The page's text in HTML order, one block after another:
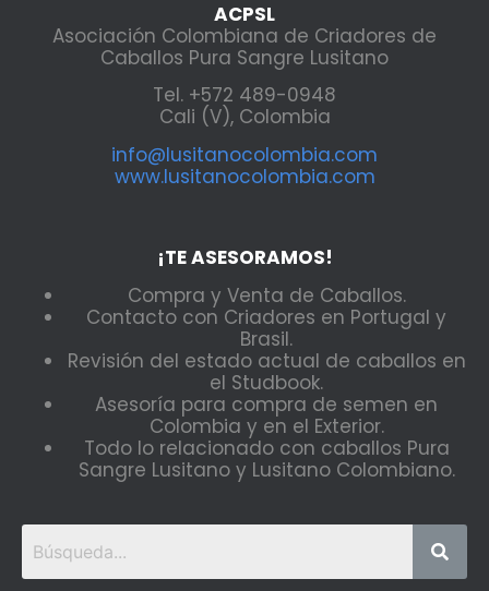
ACPSL
Asociación Colombiana de Criadores de
Caballos Pura Sangre Lusitano
Tel. +572 489-0948
Cali (V), Colombia
info@lusitanocolombia.com
www.lusitanocolombia.com
¡TE ASESORAMOS!
Compra y Venta de Caballos.
Contacto con Criadores en Portugal y
Brasil.
Revisión del estado actual de caballos en
el Studbook.
Asesoría para compra de semen en
Colombia y en el Exterior.
Todo lo relacionado con caballos Pura
Sangre Lusitano y Lusitano Colombiano.